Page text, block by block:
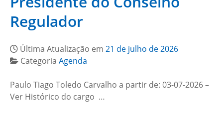
Regulador
Última Atualização em 21 de julho de 2026
Categoria Agenda
Paulo Tiago Toledo Carvalho a partir de: 03-07-2026 –
Ver Histórico do cargo …